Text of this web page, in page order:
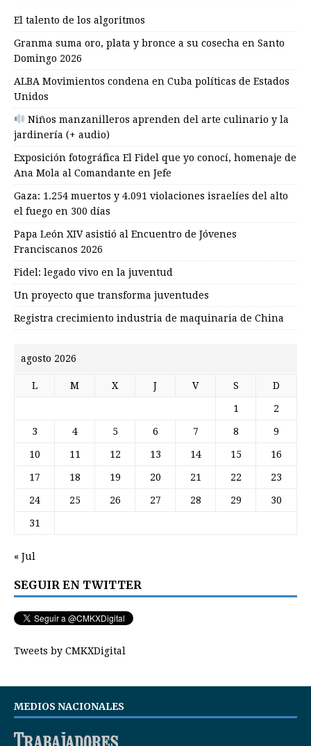
El talento de los algoritmos
Granma suma oro, plata y bronce a su cosecha en Santo
Domingo 2026
ALBA Movimientos condena en Cuba políticas de Estados
Unidos
Niños manzanilleros aprenden del arte culinario y la
jardinería (+ audio)
Exposición fotográfica El Fidel que yo conocí, homenaje de
Ana Mola al Comandante en Jefe
Gaza: 1.254 muertos y 4.091 violaciones israelíes del alto
el fuego en 300 días
Papa León XIV asistió al Encuentro de Jóvenes
Franciscanos 2026
Fidel: legado vivo en la juventud
Un proyecto que transforma juventudes
Registra crecimiento industria de maquinaria de China
agosto 2026
L M X J V S D
1 2
3 4 5 6 7 8 9
10 11 12 13 14 15 16
17 18 19 20 21 22 23
24 25 26 27 28 29 30
31
« Jul
SEGUIR EN TWITTER
Tweets by CMKXDigital
MEDIOS NACIONALES